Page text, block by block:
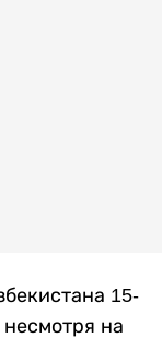
15-
на